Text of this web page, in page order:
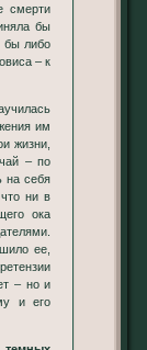
смерти
бы
бы либо
– к
им
жизни,
– по
на себя
ни в
ока
ее,
– но и
и его